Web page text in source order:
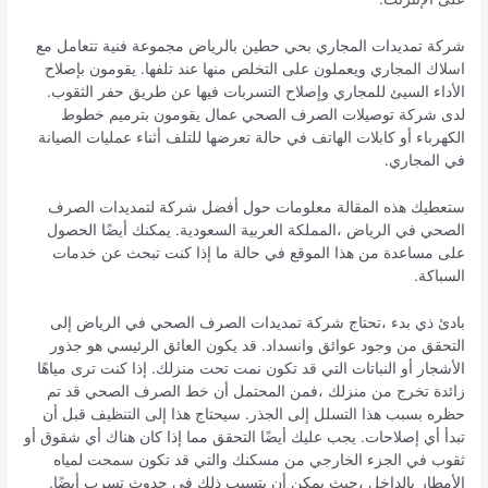
شركة تمديدات المجاري بحي حطين بالرياض مجموعة فنية تتعامل مع
اسلاك المجاري ويعملون على التخلص منها عند تلفها. يقومون بإصلاح
الأداء السيئ للمجاري وإصلاح التسربات فيها عن طريق حفر الثقوب.
لدى شركة توصيلات الصرف الصحي عمال يقومون بترميم خطوط
الكهرباء أو كابلات الهاتف في حالة تعرضها للتلف أثناء عمليات الصيانة
في المجاري.
ستعطيك هذه المقالة معلومات حول أفضل شركة لتمديدات الصرف
الصحي في الرياض ،المملكة العربية السعودية. يمكنك أيضًا الحصول
على مساعدة من هذا الموقع في حالة ما إذا كنت تبحث عن خدمات
السباكة.
بادئ ذي بدء ،تحتاج شركة تمديدات الصرف الصحي في الرياض إلى
التحقق من وجود عوائق وانسداد. قد يكون العائق الرئيسي هو جذور
الأشجار أو النباتات التي قد تكون نمت تحت منزلك. إذا كنت ترى مياهًا
زائدة تخرج من منزلك ،فمن المحتمل أن خط الصرف الصحي قد تم
حظره بسبب هذا التسلل إلى الجذر. سيحتاج هذا إلى التنظيف قبل أن
تبدأ أي إصلاحات. يجب عليك أيضًا التحقق مما إذا كان هناك أي شقوق أو
ثقوب في الجزء الخارجي من مسكنك والتي قد تكون سمحت لمياه
الأمطار بالداخل ،حيث يمكن أن يتسبب ذلك في حدوث تسرب أيضًا.